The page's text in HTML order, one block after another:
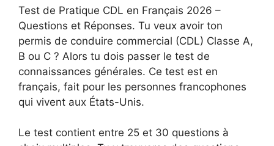
Test de Pratique CDL en Français 2026 –
Questions et Réponses. Tu veux avoir ton
permis de conduire commercial (CDL) Classe A,
B ou C ? Alors tu dois passer le test de
connaissances générales. Ce test est en
français, fait pour les personnes francophones
qui vivent aux États-Unis.
Le test contient entre 25 et 30 questions à